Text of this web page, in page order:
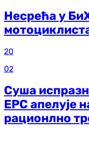
Несрећа у
20
02
Суша
ЕРС апелује
рационлно